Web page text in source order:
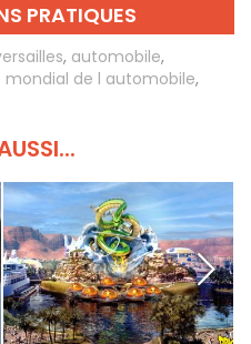
PRATIQUES
, automobile,
mondial de l automobile,